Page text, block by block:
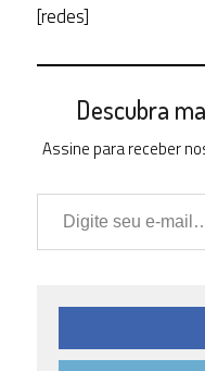
[redes]
Descubra
Assine para receber
Digite seu e-mail…